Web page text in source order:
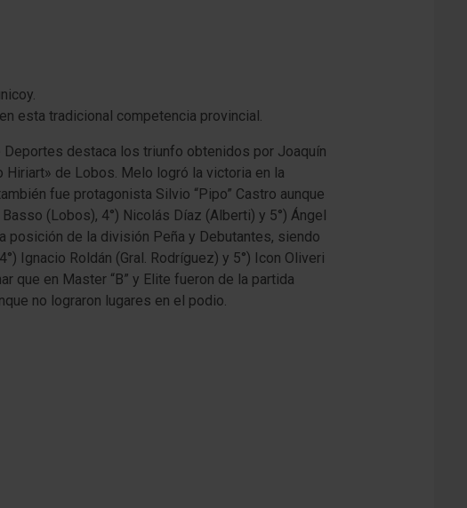
esta tradicional competencia provincial.
Deportes destaca los triunfo obtenidos por Joaquín
de Lobos. Melo logró la victoria en la
fue protagonista Silvio “Pipo” Castro aunque
(Lobos), 4°) Nicolás Díaz (Alberti) y 5°) Ángel
posición de la división Peña y Debutantes, siendo
Ignacio Roldán (Gral. Rodríguez) y 5°) Icon Oliveri
que en Master “B” y Elite fueron de la partida
no lograron lugares en el podio.